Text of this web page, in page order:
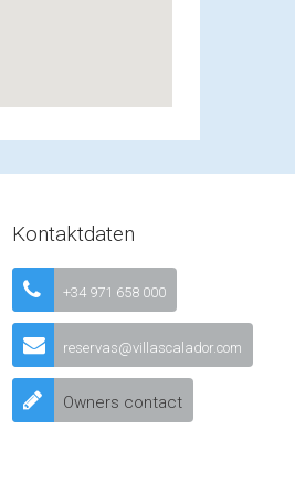
Kontaktdaten
+34 971 658 000
reservas@villascalador.com
Owners contact